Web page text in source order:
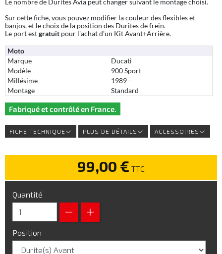
Le nombre de Durites Avia peut changer suivant le montage choisi.
Sur cette fiche, vous pouvez modifier la couleur des flexibles et
banjos, et le choix de la position des Durites de frein.
Le port estgratuit pour l'achat d'un Kit Avant+Arrière.
Moto
Marque
Ducati
Modèle
900 Sport
Millésime
1989 -
Montage
Standard
Fabriqué et contrôlé en France.
FICHE TECHNIQUE PLUS DE DÉTAILS ACCESSOIRES
99,00 € TTC
Quantité
Position